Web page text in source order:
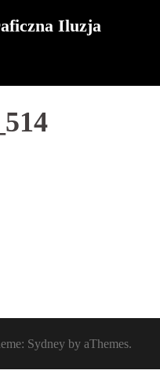
Iluzja
Sydney by aThemes.